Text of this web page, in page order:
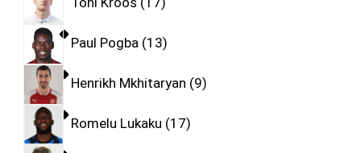
Paul Pogba 13
Henrikh Mkhitaryan 9
Romelu Lukaku 17